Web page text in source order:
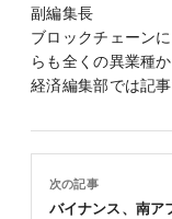
副編集長
ブロックチェーン
らも全くの異業種
経済編集部では記
次の記事
バイナンス、南ア